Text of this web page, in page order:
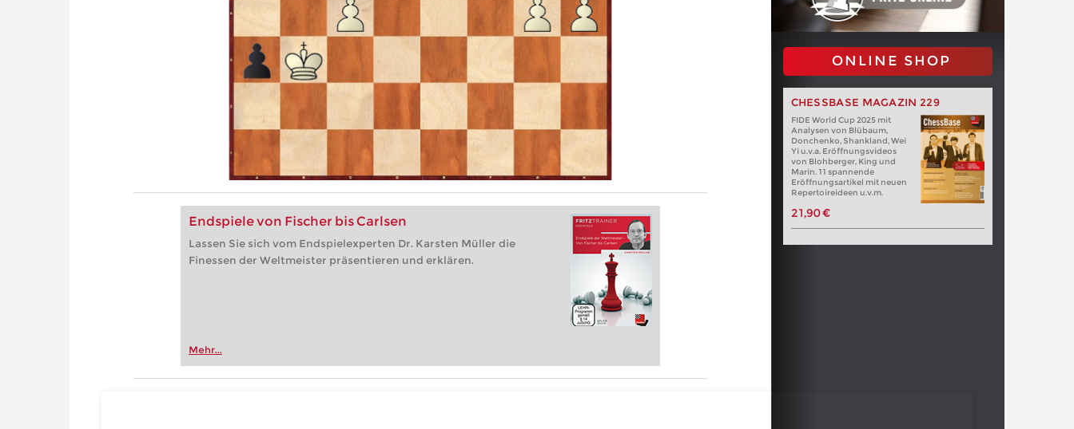
Endspiele von Fischer bis Carlsen
Lassen Sie sich vom Endspielexperten Dr. Karsten Müller die
Finessen der Weltmeister präsentieren und erklären.
Mehr...
ONLINE SHOP
CHESSBASE MAGAZIN 229
FIDE World Cup 2025 mit
Analysen von Blübaum,
Donchenko, Shankland, Wei
Yi u.v.a. Eröffnungsvideos
von Blohberger, King und
Marin. 11 spannende
Eröffnungsartikel mit neuen
Repertoireideen u.v.m.
21,90 €